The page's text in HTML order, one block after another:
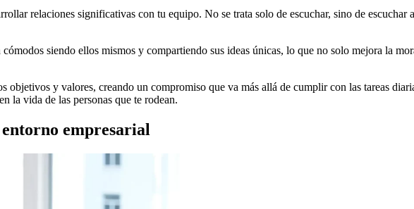
relaciones significativas con tu equipo. No se trata solo de escuchar, sino de escuchar
siendo ellos mismos y compartiendo sus ideas únicas, lo que no solo mejora la
y valores, creando un compromiso que va más allá de cumplir con las tareas
la vida de las personas que te rodean.
empresarial